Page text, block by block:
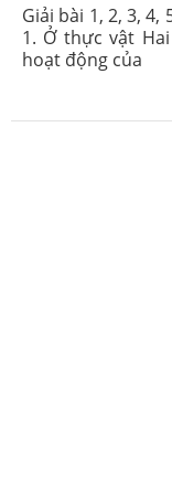
Giải bài 1, 2, 3,
1. Ở thực vật
hoạt động của